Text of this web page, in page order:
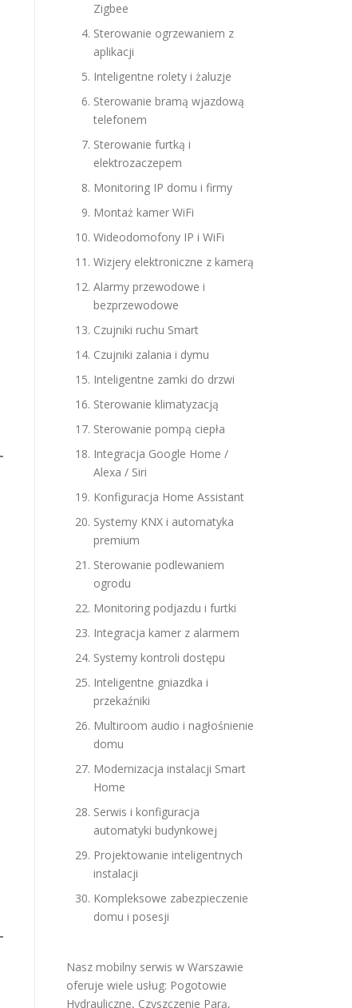
Zigbee
Sterowanie ogrzewaniem z
aplikacji
Inteligentne rolety i żaluzje
Sterowanie bramą wjazdową
telefonem
Sterowanie furtką i
elektrozaczepem
Monitoring IP domu i firmy
Montaż kamer WiFi
Wideodomofony IP i WiFi
Wizjery elektroniczne z kamerą
Alarmy przewodowe i
bezprzewodowe
Czujniki ruchu Smart
Czujniki zalania i dymu
Inteligentne zamki do drzwi
Sterowanie klimatyzacją
Sterowanie pompą ciepła
Integracja Google Home /
Alexa / Siri
Konfiguracja Home Assistant
Systemy KNX i automatyka
premium
Sterowanie podlewaniem
ogrodu
Monitoring podjazdu i furtki
Integracja kamer z alarmem
Systemy kontroli dostępu
Inteligentne gniazdka i
przekaźniki
Multiroom audio i nagłośnienie
domu
Modernizacja instalacji Smart
Home
Serwis i konfiguracja
automatyki budynkowej
Projektowanie inteligentnych
instalacji
Kompleksowe zabezpieczenie
domu i posesji
Nasz mobilny serwis w Warszawie
oferuje wiele usług: Pogotowie
Hydrauliczne, Czyszczenie Parą,